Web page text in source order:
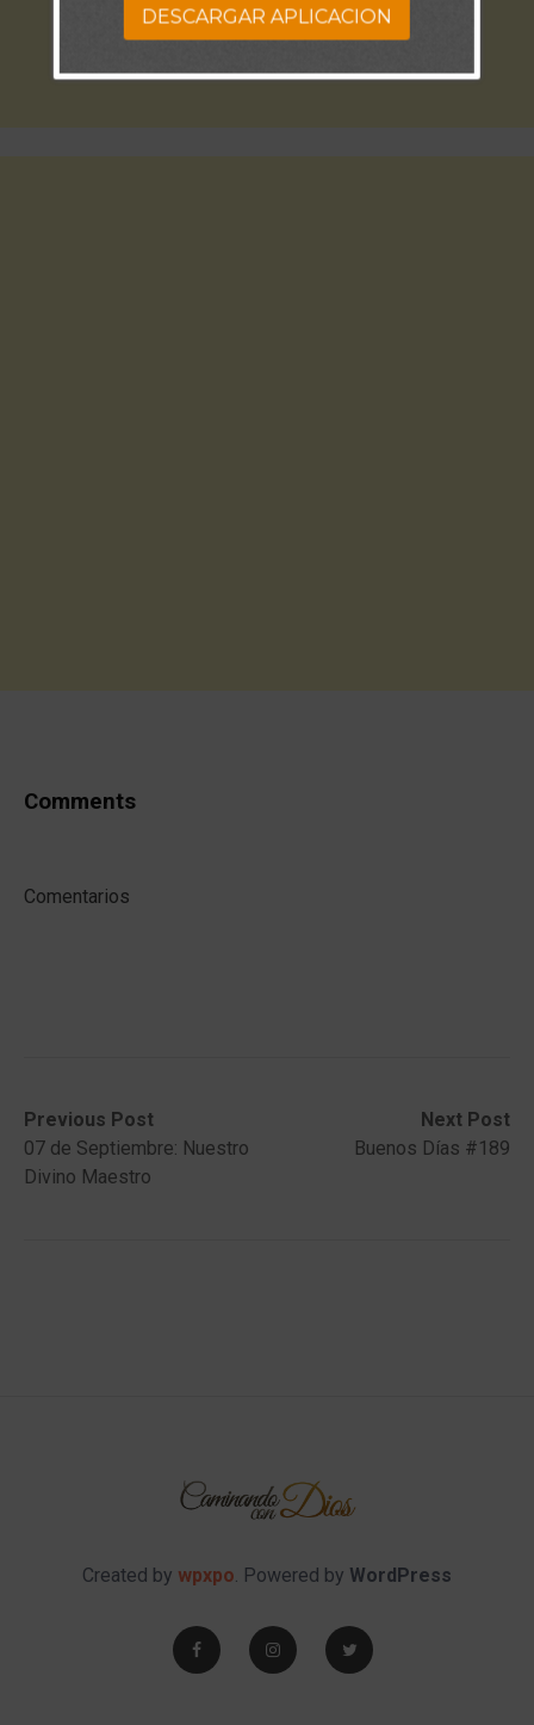
Comments
Comentarios
Post
navigation
Previous Post
Previous
post:07 de Septiembre: Nuestro
Divino Maestro
Next Post
Next
post:
Buenos Días #189
Created by wpxpo. Powered by WordPress
DESCARGAR APLICACION